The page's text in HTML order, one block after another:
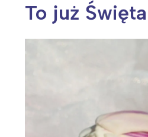
Wiosenny koncert ptaków na
To już